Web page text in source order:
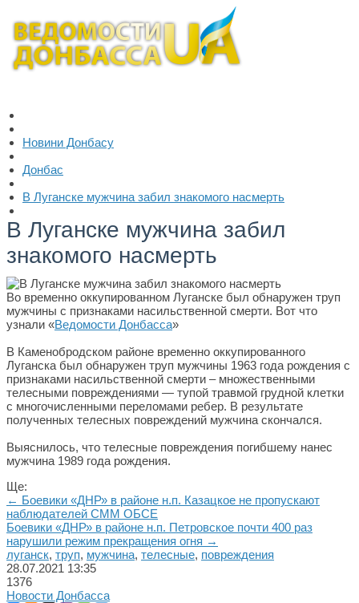
Новини Донбасу
Донбас
В Луганске мужчина забил знакомого насмерть
В Луганске мужчина забил
знакомого насмерть
Во временно оккупированном Луганске был обнаружен труп
мужчины с признаками насильственной смерти. Вот что
узнали «Ведомости Донбасса»
В Каменобродском районе временно оккупированного
Луганска был обнаружен труп мужчины 1963 года рождения с
признаками насильственной смерти – множественными
телесными повреждениями — тупой травмой грудной клетки
с многочисленными переломами ребер. В результате
полученных телесных повреждений мужчина скончался.
Выяснилось, что телесные повреждения погибшему нанес
мужчина 1989 года рождения.
Ще:
← Боевики «ДНР» в районе н.п. Казацкое не пропускают
наблюдателей СММ ОБСЕ
Боевики «ДНР» в районе н.п. Петровское почти 400 раз
нарушили режим прекращения огня →
луганск, труп, мужчина, телесные, повреждения
28.07.2021 13:35
1376
Новости Донбасса